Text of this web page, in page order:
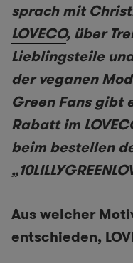
sprach mit
LOVECO, über
Lieblingsteile
der veganen
GreenFans gibt
Rabatt im
beim bestellen
Aus welcher
entschieden,